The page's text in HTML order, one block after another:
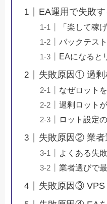
EA運用で失敗
「楽して稼
バックテス
EAになると
失敗原因① 過剰
なぜロット
過剰ロット
ロット設定
失敗原因② 業者
よくある失敗
業者選びで
失敗原因③ VPS